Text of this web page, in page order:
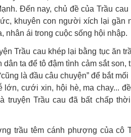
Đến nay, chủ đề của Trầu
khuyên con người xích lại gần
nhân ái trong cuộc sống hội nhập.
Trầu cau khép lại bằng tục ăn
dân ta để tô đậm tình cảm sắt son,
là đầu câu chuyện” để bắt
lớn, cưới xin, hội hè, ma chay...
truyện Trầu cau đã bất chấp
trầu têm cánh phượng của cô